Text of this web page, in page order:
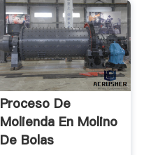
Proceso De
Molienda En Molino
De Bolas